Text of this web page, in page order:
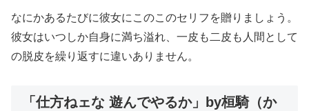
なにかあるたびに彼女にこのこのセリフを贈りましょう。
彼女はいつしか自身に満ち溢れ、一皮も二皮も人間として
の脱皮を繰り返すに違いありません。
「仕方ねェな 遊んでやるか」by桓騎（か